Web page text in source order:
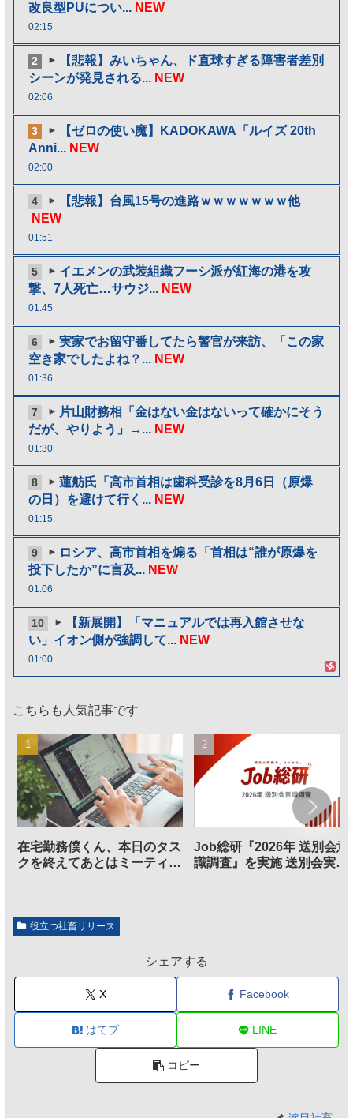
改良型PUについ... NEW
02:15
2
【悲報】みいちゃん、ド直球すぎる障害者差別
シーンが発見される... NEW
02:06
3
【ゼロの使い魔】KADOKAWA「ルイズ 20th
Anni... NEW
02:00
4
【悲報】台風15号の進路ｗｗｗｗｗｗｗ他
NEW
01:51
5
イエメンの武装組織フーシ派が紅海の港を攻
撃、7人死亡…サウジ... NEW
01:45
6
実家でお留守番してたら警官が来訪、「この家
空き家でしたよね？... NEW
01:36
7
片山財務相「金はない金はないって確かにそう
だが、やりよう」→... NEW
01:30
8
蓮舫氏「高市首相は歯科受診を8月6日（原爆
の日）を避けて行く... NEW
01:15
9
ロシア、高市首相を煽る「首相は“誰が原爆を
投下したか”に言及... NEW
01:06
10
【新展開】「マニュアルでは再入館させな
い」イオン側が強調して... NEW
01:00
こちらも人気記事です
在宅勤務僕くん、本日のタス
クを終えてあとはミーティン
Job総研『2026年 送別会意
識調査』を実施 送別会実施
役立つ社畜リリース
シェアする
X Facebook
はてブ LINE
コピー